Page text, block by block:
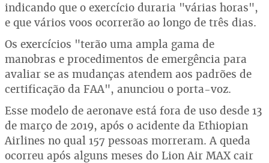
indicando que o exercício duraria "várias horas",
e que vários voos ocorrerão ao longo de três dias.
Os exercícios "terão uma ampla gama de
manobras e procedimentos de emergência para
avaliar se as mudanças atendem aos padrões de
certificação da FAA", anunciou o porta-voz.
Esse modelo de aeronave está fora de uso desde 13
de março de 2019, após o acidente da Ethiopian
Airlines no qual 157 pessoas morreram. A queda
ocorreu após alguns meses do Lion Air MAX cair